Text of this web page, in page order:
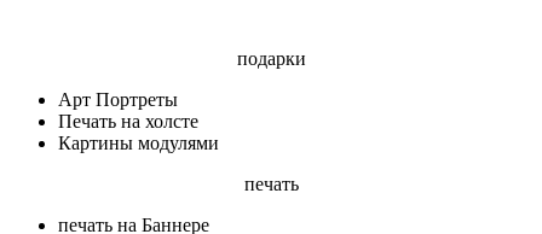
подарки
Арт Портреты
Печать на холсте
Картины модулями
печать
печать на Баннере